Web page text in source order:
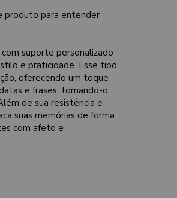
produto para entender
suporte personalizado
e praticidade. Esse tipo
oferecendo um toque
e frases, tornando-o
de sua resistência e
suas memórias de forma
com afeto e